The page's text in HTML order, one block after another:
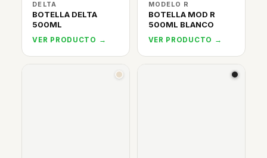
DELTA
BOTELLA DELTA
500ML
VER PRODUCTO →
MODELO R
BOTELLA MOD R
500ML BLANCO
VER PRODUCTO →